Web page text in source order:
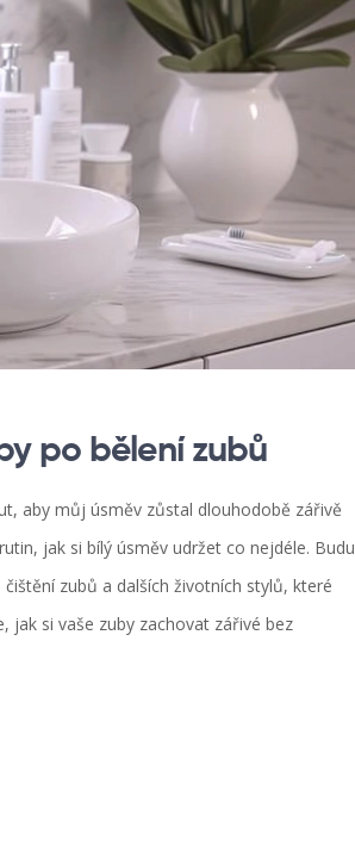
po bělení zubů
aby můj úsměv zůstal dlouhodobě zářivě
jak si bílý úsměv udržet co nejdéle. Budu
zubů a dalších životních stylů, které
si vaše zuby zachovat zářivé bez